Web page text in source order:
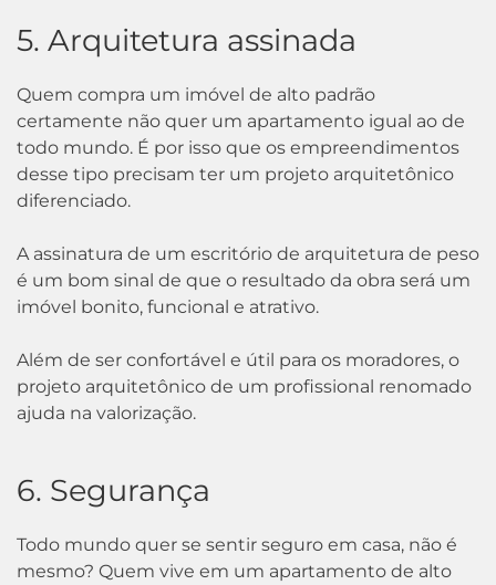
5. Arquitetura assinada
Quem compra um imóvel de alto padrão
certamente não quer um apartamento igual ao de
todo mundo. É por isso que os empreendimentos
desse tipo precisam ter um projeto arquitetônico
diferenciado.
A assinatura de um escritório de arquitetura de peso
é um bom sinal de que o resultado da obra será um
imóvel bonito, funcional e atrativo.
Além de ser confortável e útil para os moradores, o
projeto arquitetônico de um profissional renomado
ajuda na valorização.
6. Segurança
Todo mundo quer se sentir seguro em casa, não é
mesmo? Quem vive em um apartamento de alto